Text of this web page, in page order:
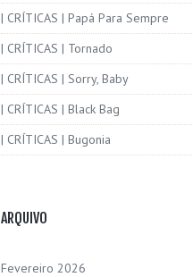
| CRÍTICAS | Papá Para Sempre
| CRÍTICAS | Tornado
| CRÍTICAS | Sorry, Baby
| CRÍTICAS | Black Bag
| CRÍTICAS | Bugonia
ARQUIVO
Fevereiro 2026